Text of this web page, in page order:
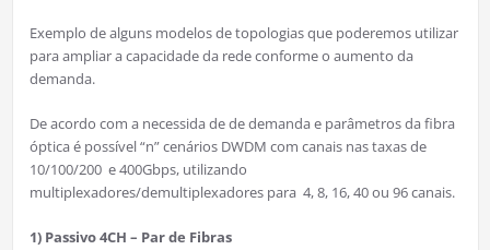
Exemplo de alguns modelos de topologias que poderemos utilizar
para ampliar a capacidade da rede conforme o aumento da
demanda.
De acordo com a necessida de de demanda e parâmetros da fibra
óptica é possível “n” cenários DWDM com canais nas taxas de
10/100/200 e 400Gbps, utilizando
multiplexadores/demultiplexadores para 4, 8, 16, 40 ou 96 canais.
1) Passivo 4CH – Par de Fibras